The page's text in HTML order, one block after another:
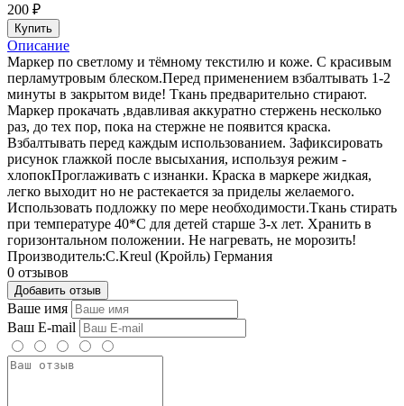
200 ₽
Купить
Описание
Маркер по светлому и тёмному текстилю и коже. С красивым
перламутровым блеском.Перед применением взбалтывать 1-2
минуты в закрытом виде! Ткань предварительно стирают.
Маркер прокачать ,вдавливая аккуратно стержень несколько
раз, до тех пор, пока на стержне не появится краска.
Взбалтывать перед каждым использованием. Зафиксировать
рисунок глажкой после высыхания, используя режим -
хлопокПроглаживать с изнанки. Краска в маркере жидкая,
легко выходит но не растекается за приделы желаемого.
Использовать подложку по мере необходимости.Ткань стирать
при температуре 40*С для детей старше 3-х лет. Хранить в
горизонтальном положении. Не нагревать, не морозить!
Производитель:С.Kreul (Кройль) Германия
0 отзывов
Добавить отзыв
Ваше имя
Ваш E-mail